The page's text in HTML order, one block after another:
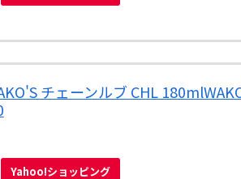
チェーンルブ CHL
Yahoo!ショッピング